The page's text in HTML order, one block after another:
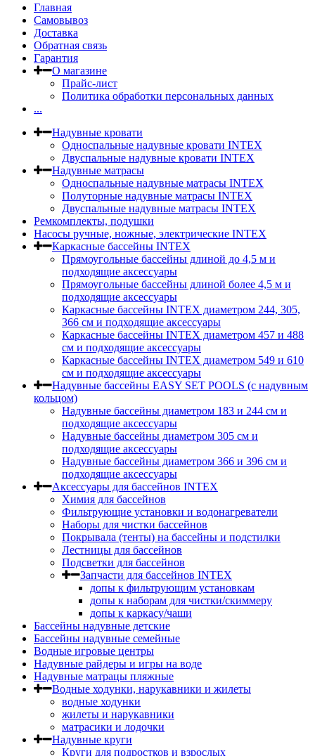
Главная
Самовывоз
Доставка
Обратная связь
Гарантия
О магазине
Прайс-лист
Политика обработки персональных данных
...
Надувные кровати
Односпальные надувные кровати INTEX
Двуспальные надувные кровати INTEX
Надувные матрасы
Односпальные надувные матрасы INTEX
Полуторные надувные матрасы INTEX
Двуспальные надувные матрасы INTEX
Ремкомплекты, подушки
Насосы ручные, ножные, электрические INTEX
Каркасные бассейны INTEX
Прямоугольные бассейны длиной до 4,5 м и
подходящие аксессуары
Прямоугольные бассейны длиной более 4,5 м и
подходящие аксессуары
Каркасные бассейны INTEX диаметром 244, 305,
366 см и подходящие аксессуары
Каркасные бассейны INTEX диаметром 457 и 488
cм и подходящие аксессуары
Каркасные бассейны INTEX диаметром 549 и 610
см и подходящие аксессуары
Надувные бассейны EASY SET POOLS (с надувным
кольцом)
Надувные бассейны диаметром 183 и 244 см и
подходящие аксессуары
Надувные бассейны диаметром 305 см и
подходящие аксессуары
Надувные бассейны диаметром 366 и 396 см и
подходящие аксессуары
Аксессуары для бассейнов INTEX
Химия для бассейнов
Фильтрующие установки и водонагреватели
Наборы для чистки бассейнов
Покрывала (тенты) на бассейны и подстилки
Лестницы для бассейнов
Подсветки для бассейнов
Запчасти для бассейнов INTEX
допы к фильтрующим установкам
допы к наборам для чистки/скиммеру
допы к каркасу/чаши
Бассейны надувные детские
Бассейны надувные семейные
Водные игровые центры
Надувные райдеры и игры на воде
Надувные матрацы пляжные
Водные ходунки, нарукавники и жилеты
водные ходунки
жилеты и нарукавники
матрасики и лодочки
Надувные круги
Круги для подростков и взрослых